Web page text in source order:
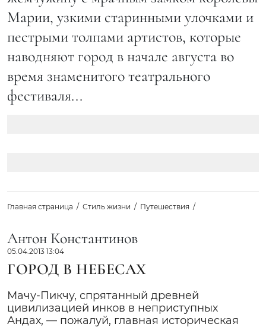
Марии, узкими старинными улочками и
пестрыми толпами артистов, которые
наводняют город в начале августа во
время знаменитого театрального
фестиваля...
Главная страница Стиль жизни Путешествия
Антон Константинов
05.04.2013 13:04
ГОРОД В НЕБЕСАХ
Мачу-Пикчу, спрятанный древней
цивилизацией инков в неприступных
Андах, — пожалуй, главная историческая